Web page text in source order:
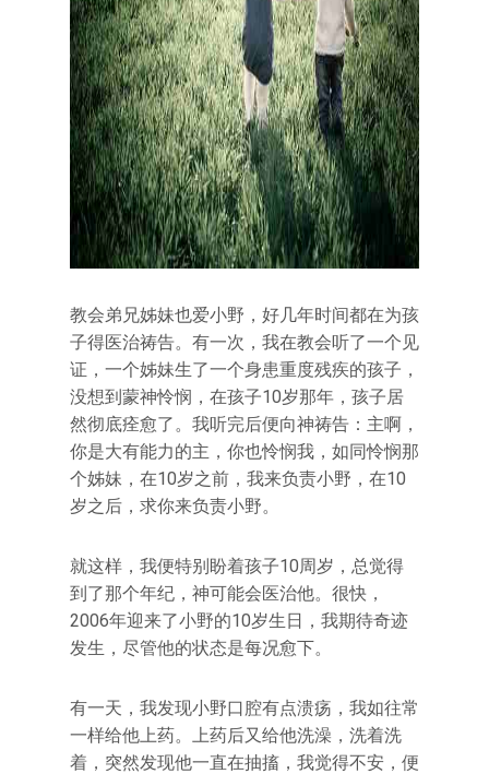
教会弟兄姊妹也爱小野，好几年时间都在为孩
子得医治祷告。有一次，我在教会听了一个见
证，一个姊妹生了一个身患重度残疾的孩子，
没想到蒙神怜悯，在孩子10岁那年，孩子居
然彻底痊愈了。我听完后便向神祷告：主啊，
你是大有能力的主，你也怜悯我，如同怜悯那
个姊妹，在10岁之前，我来负责小野，在10
岁之后，求你来负责小野。
就这样，我便特别盼着孩子10周岁，总觉得
到了那个年纪，神可能会医治他。很快，
2006年迎来了小野的10岁生日，我期待奇迹
发生，尽管他的状态是每况愈下。
有一天，我发现小野口腔有点溃疡，我如往常
一样给他上药。上药后又给他洗澡，洗着洗
着，突然发现他一直在抽搐，我觉得不安，便